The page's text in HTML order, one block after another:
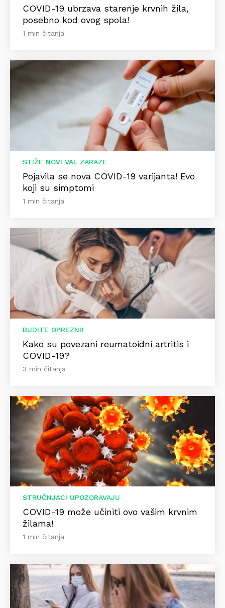
COVID-19 ubrzava starenje krvnih žila,
posebno kod ovog spola!
1 min čitanja
STIŽE NOVI VAL ZARAZE
Pojavila se nova COVID-19 varijanta! Evo
koji su simptomi
1 min čitanja
BUDITE OPREZNI!
Kako su povezani reumatoidni artritis i
COVID-19?
3 min čitanja
STRUČNJACI UPOZORAVAJU
COVID-19 može učiniti ovo vašim krvnim
žilama!
1 min čitanja